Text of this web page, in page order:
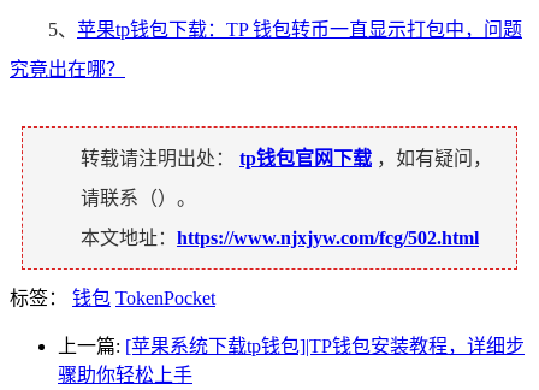
5、 苹果tp钱包下载：TP 钱包转币一直显示打包中，问题
究竟出在哪？
转载请注明出处： tp钱包官网下载 ，如有疑问，
请联系（）。
本文地址： https://www.njxjyw.com/fcg/502.html
标签： 钱包 TokenPocket
上一篇: [苹果系统下载tp钱包]|TP钱包安装教程，详细步
骤助你轻松上手